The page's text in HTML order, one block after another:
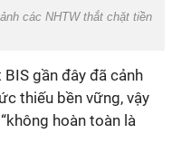
các NHTW thắt chặt tiền
gần đây đã cảnh
thiếu bền vững, vậy
hoàn toàn là